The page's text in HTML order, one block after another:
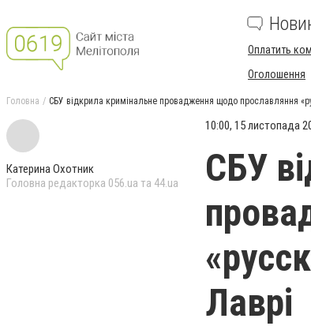
Оплатить
Оголошення
Головна ​​СБУ відкрила кримінальне провадження щодо прославляння
Катерина Охотник
Головна редакторка 056.ua та 44.ua
10:00, 15 листопада
​​СБУ
Лаврі